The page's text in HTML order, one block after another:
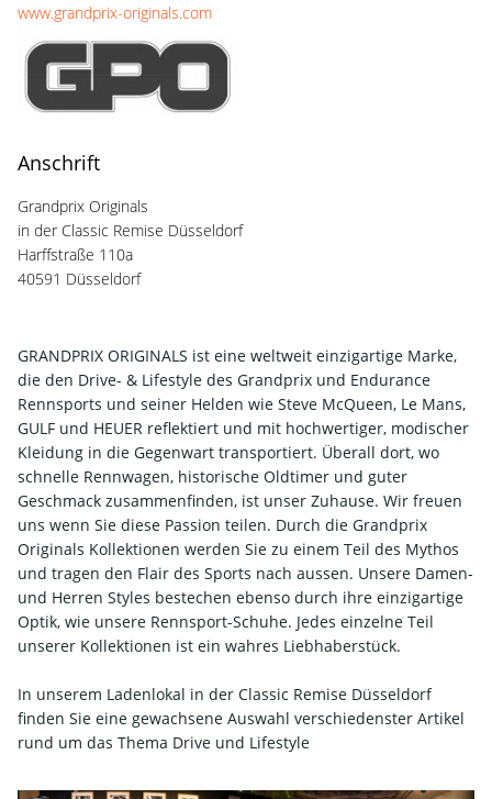
www.grandprix-originals.com
Anschrift
Grandprix Originals
in der Classic Remise Düsseldorf
Harffstraße 110a
40591 Düsseldorf
GRANDPRIX ORIGINALS ist eine weltweit einzigartige Marke,
die den Drive- & Lifestyle des Grandprix und Endurance
Rennsports und seiner Helden wie Steve McQueen, Le Mans,
GULF und HEUER reflektiert und mit hochwertiger, modischer
Kleidung in die Gegenwart transportiert. Überall dort, wo
schnelle Rennwagen, historische Oldtimer und guter
Geschmack zusammenfinden, ist unser Zuhause. Wir freuen
uns wenn Sie diese Passion teilen. Durch die Grandprix
Originals Kollektionen werden Sie zu einem Teil des Mythos
und tragen den Flair des Sports nach aussen. Unsere Damen-
und Herren Styles bestechen ebenso durch ihre einzigartige
Optik, wie unsere Rennsport-Schuhe. Jedes einzelne Teil
unserer Kollektionen ist ein wahres Liebhaberstück.
In unserem Ladenlokal in der Classic Remise Düsseldorf
finden Sie eine gewachsene Auswahl verschiedenster Artikel
rund um das Thema Drive und Lifestyle